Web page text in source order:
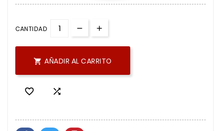
CANTIDAD
 AÑADIR AL CARRITO
 